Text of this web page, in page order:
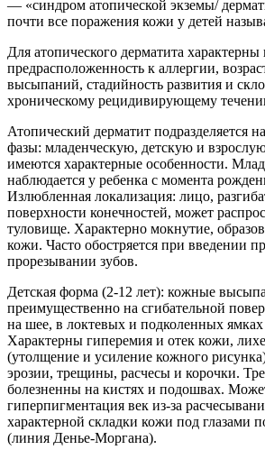
— «синдром атопической экземы/
почти все поражения кожи у детей
Для атопического дерматита характерны
предрасположенность к аллергии,
высыпаний, стадийность развития и
хроническому рецидивирующему
Атопический дерматит подразделяется
фазы: младенческую, детскую и
имеются характерные особенности.
наблюдается у ребенка с момента
Излюбленная локализация: лицо,
поверхности конечностей, может
туловище. Характерно мокнутие,
кожи. Часто обостряется при введении
прорезывании зубов.
Детская форма (2-12 лет): кожные
преимущественно на сгибательной
на шее, в локтевых и подколенных
Характерны гиперемия и отек кожи,
(утолщение и усиление кожного
эрозии, трещины, расчесы и корочки.
болезненны на кистях и подошвах.
гиперпигментация век из-за
характерной складки кожи под глазами
(линия Денье-Моргана).